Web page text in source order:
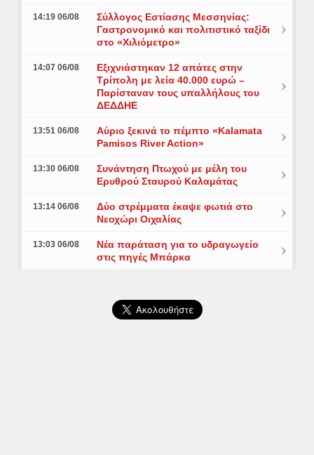
14:19 06/08
Σύλλογος Εστίασης Μεσσηνίας:
Γαστρονομικό και πολιτιστικό ταξίδι
στο «Χιλιόμετρο»
14:07 06/08
Εξιχνιάστηκαν 12 απάτες στην
Τρίπολη με λεία 40.000 ευρώ –
Παρίσταναν τους υπαλλήλους του
ΔΕΔΔΗΕ
13:51 06/08
Αύριο ξεκινά το πέμπτο «Kalamata
Pamisos River Action»
13:30 06/08
Συνάντηση Πτωχού με μέλη του
Ερυθρού Σταυρού Καλαμάτας
13:14 06/08
Δύο στρέμματα έκαψε φωτιά στο
Νεοχώρι Οιχαλίας
13:03 06/08
Νέα παράταση για το υδραγωγείο
στις πηγές Μπάρκα